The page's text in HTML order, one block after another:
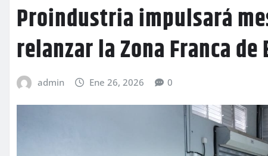
Proindustria impulsará
relanzar la Zona Franca
admin Ene 26, 2026 0